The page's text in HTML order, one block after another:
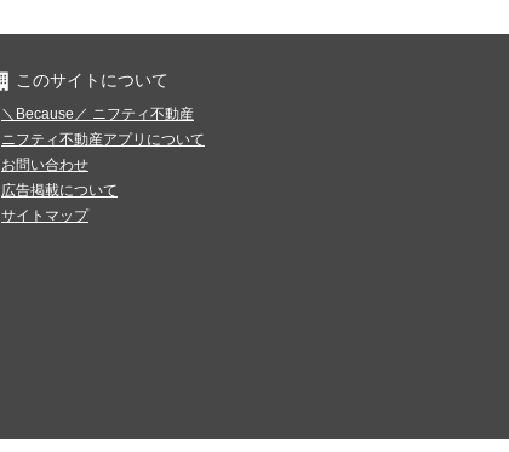
このサイトについて
＼Because／ ニフティ不動産
ニフティ不動産アプリについて
お問い合わせ
広告掲載について
サイトマップ